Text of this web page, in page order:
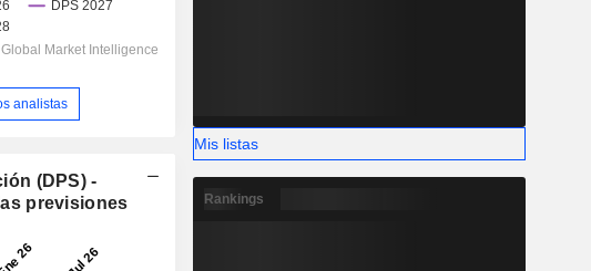
analistas
(DPS) -
previsiones
Mis listas
Rankings